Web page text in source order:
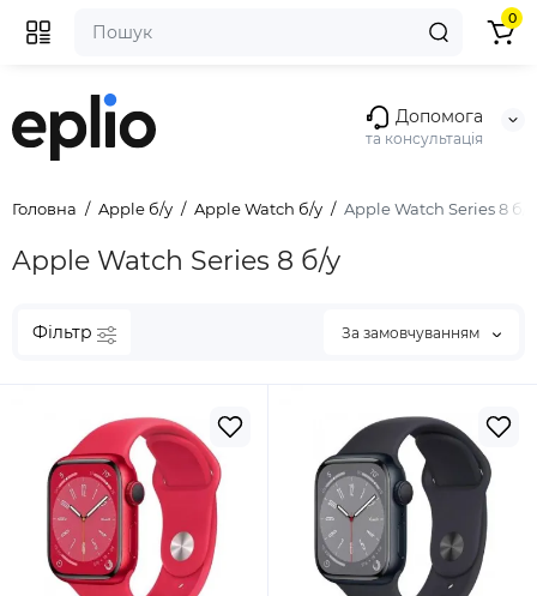
Допомога
та консультація
0
Головна Apple б/у Apple Watch б/у Apple Watch Series 8 б/у
Apple Watch Series 8 б/у
Фільтр За замовчуванням